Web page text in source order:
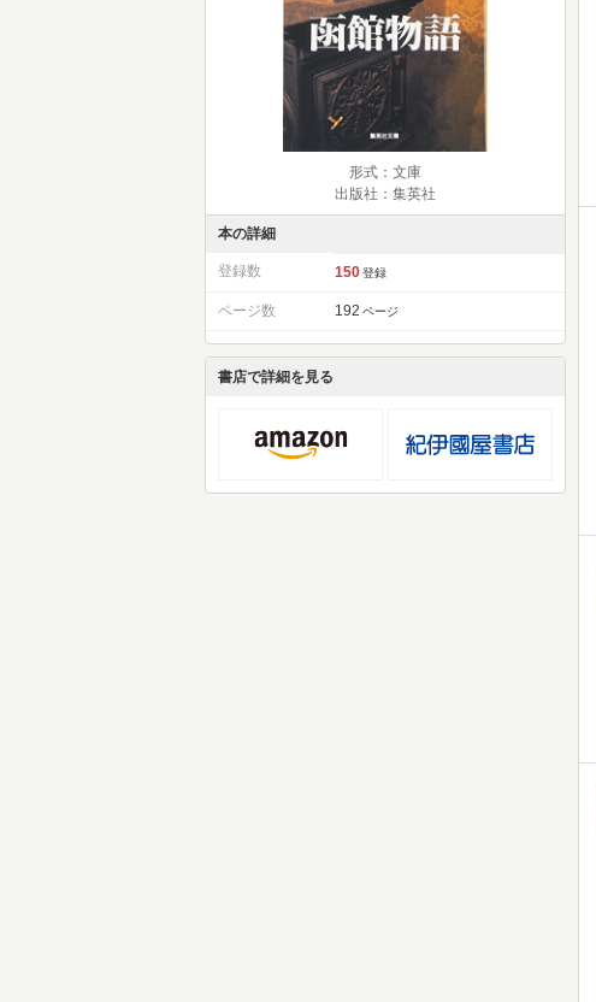
形式：文庫
出版社：集英社
本の詳細
登録数 150 登録
ページ数 192 ページ
書店で詳細を見る